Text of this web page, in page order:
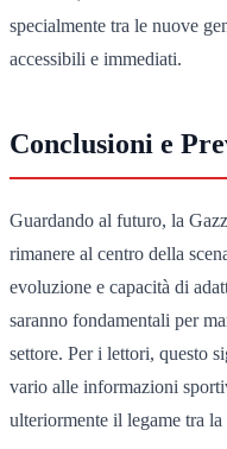
specialmente tra le nuove
accessibili e immediati.
Conclusioni e
Guardando al futuro, la
rimanere al centro della
evoluzione e capacità di
saranno fondamentali per
settore. Per i lettori, questo
vario alle informazioni
ulteriormente il legame tra